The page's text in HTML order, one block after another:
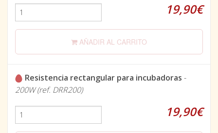
19,90€
AÑADIR AL CARRITO
Resistencia rectangular para incubadoras -
200W (ref. DRR200)
19,90€